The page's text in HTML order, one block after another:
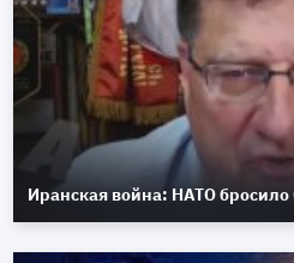
Иранская война: НАТО